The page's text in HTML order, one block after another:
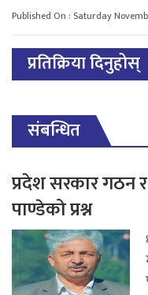
Published On : Saturday
प्रतिक्रिया दिनुहोस्
संबन्धित
प्रदेश सरकार गठन
पाण्डेको प्रश्न